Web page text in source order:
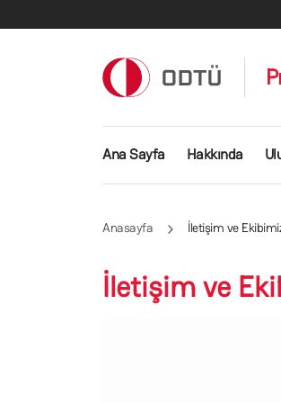
Ana gezinti
Ana Sayfa Hakkında
Anasayfa İletişim ve
İletişim ve